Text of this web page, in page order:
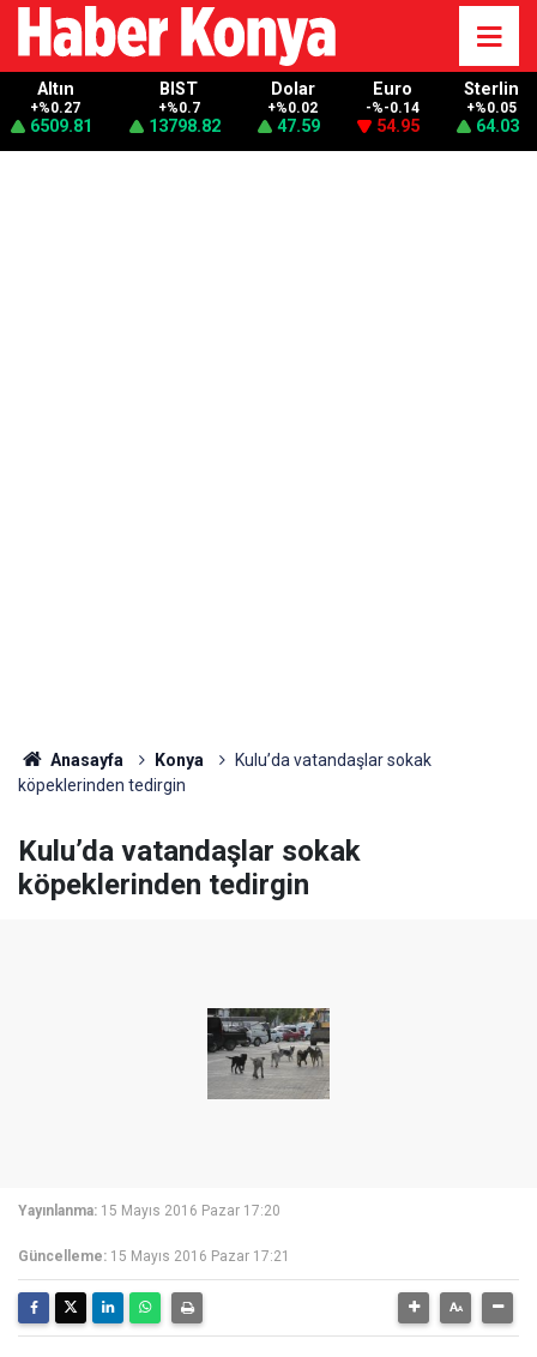
Altın
+%0.27
6509.81
BIST
+%0.7
13798.82
Dolar
+%0.02
47.59
Euro
-%-0.14
54.95
Sterlin
+%0.05
64.03
Anasayfa Konya
Kulu’da vatandaşlar sokak
köpeklerinden tedirgin
Kulu’da vatandaşlar sokak
köpeklerinden tedirgin
Yayınlanma: 15 Mayıs 2016 Pazar 17:20
Güncelleme: 15 Mayıs 2016 Pazar 17:21